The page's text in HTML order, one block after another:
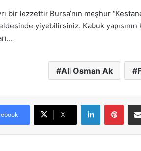
bir lezzettir Bursa’nın meşhur
yiyebilirsiniz. Kabuk
Ali Osman Ak
X